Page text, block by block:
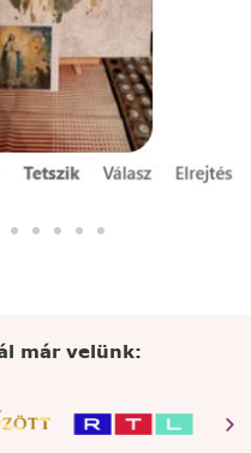
már velünk: